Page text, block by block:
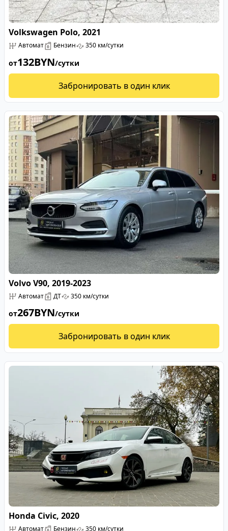
Volkswagen Polo, 2021
Автомат Бензин 350 км/сутки
от132BYN/сутки
Забронировать в один клик
Volvo V90, 2019-2023
Автомат ДТ 350 км/сутки
от267BYN/сутки
Забронировать в один клик
Honda Civic, 2020
Автомат Бензин 350 км/сутки